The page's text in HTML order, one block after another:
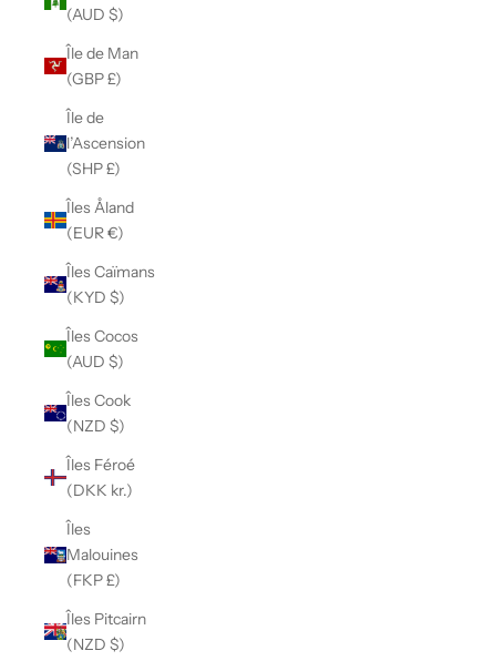
(AUD $)
Île de Man
(GBP £)
Île de
l’Ascension
(SHP £)
Îles Åland
(EUR €)
Îles Caïmans
(KYD $)
Îles Cocos
(AUD $)
Îles Cook
(NZD $)
Îles Féroé
(DKK kr.)
Îles
Malouines
(FKP £)
Îles Pitcairn
(NZD $)